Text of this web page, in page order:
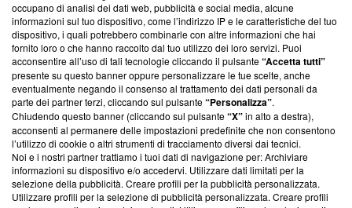
creare news di qualità. Inoltre, afferma la nostra aderenza a
‘Trust Project - News with Integrity’Blasting News non è
ancora membro del programma, ma ha richiesto di farne
parte; Trust Project non ha ancora effettuato una verifica di
conformità agli standard.
Su di noi
Team editoriale
Corporate
Redazione
occupano di analisi dei dati web, pubblicità e social media, alcune
informazioni sul tuo dispositivo, come l’indirizzo IP e le caratteristiche del tuo
dispositivo, i quali potrebbero combinarle con altre informazioni che hai
fornito loro o che hanno raccolto dal tuo utilizzo dei loro servizi. Puoi
acconsentire all’uso di tali tecnologie cliccando il pulsante“Accetta tutti”
presente su questo banner oppure personalizzare le tue scelte, anche
eventualmente negando il consenso al trattamento dei dati personali da
parte dei partner terzi, cliccando sul pulsante“Personalizza”.
Chiudendo questo banner (cliccando sul pulsante“X”in alto a destra),
acconsenti al permanere delle impostazioni predefinite che non consentono
l’utilizzo di cookie o altri strumenti di tracciamento diversi dai tecnici.
Noi e i nostri partner trattiamo i tuoi dati di navigazione per: Archiviare
informazioni su dispositivo e/o accedervi. Utilizzare dati limitati per la
selezione della pubblicità. Creare profili per la pubblicità personalizzata.
Utilizzare profili per la selezione di pubblicità personalizzata. Creare profili